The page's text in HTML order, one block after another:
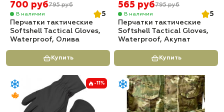
700 руб795 руб
В наличии
5
Перчатки тактические
Softshell Tactical Gloves,
Waterproof, Олива
Купить
565 руб795 руб
В наличии
5
Перчатки тактические
Softshell Tactical Gloves,
Waterproof, Акупат
Купить
-11%